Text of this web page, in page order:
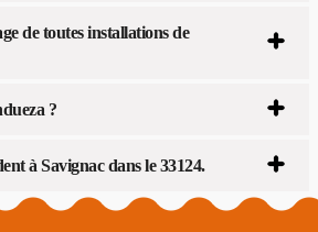
de toutes installations de
?
à Savignac dans le 33124.